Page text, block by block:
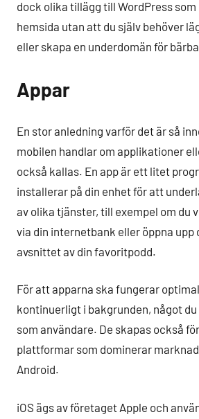
dock olika tillägg till WordPress som
hemsida utan att du själv behöver
eller skapa en underdomän för
Appar
En stor anledning varför det är så
mobilen handlar om applikationer
också kallas. En app är ett litet
installerar på din enhet för att
av olika tjänster, till exempel om du
via din internetbank eller öppna upp
avsnittet av din favoritpodd.
För att apparna ska fungerar
kontinuerligt i bakgrunden, något
som användare. De skapas också
plattformar som dominerar
Android.
iOS ägs av företaget Apple och